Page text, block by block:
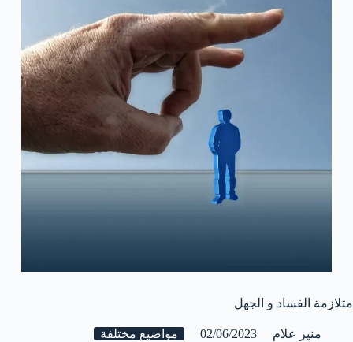
متلازمة الفساد و الجهل
منير علام 02/06/2023 مواضيع مختلفة